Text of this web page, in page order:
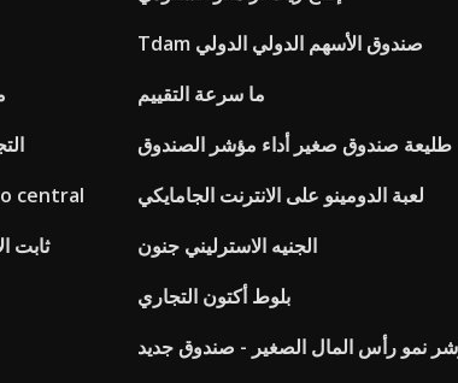
central
ثابت
Tdam صندوق الأسهم الدولي الدولي
ما سرعة التقييم
طليعة صندوق صغير أداء مؤشر الصندوق
لعبة الدومينو على الانترنت الجامايكي
الجنيه الاسترليني جنون
بلوط أكتون التجاري
نمو رأس المال الصغير - صندوق جديد